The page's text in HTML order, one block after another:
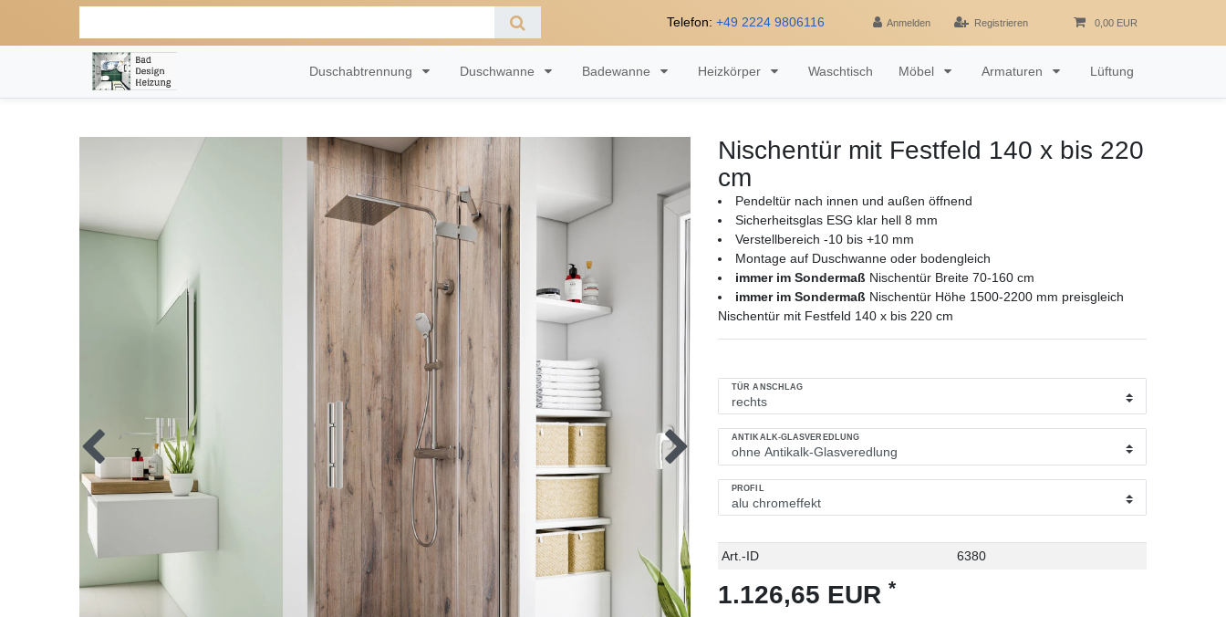
Telefon: +49 2224 9806116 Anmelden Registrieren 0,00 EUR
Duschabtrennung Duschwanne Badewanne Heizkörper Waschtisch Möbel Armaturen Lüftung
Nischentür mit Festfeld 140 x bis 220
cm
Pendeltür nach innen und außen öffnend
Sicherheitsglas ESG klar hell 8 mm
Verstellbereich -10 bis +10 mm
Montage auf Duschwanne oder bodengleich
immer im Sondermaß Nischentür Breite 70-160 cm
immer im Sondermaß Nischentür Höhe 1500-2200 mm preisgleich
Nischentür mit Festfeld 140 x bis 220 cm
TÜR ANSCHLAG
ANTIKALK-GLASVEREDLUNG
PROFIL
Technisches
Wert
Art.-ID 6380
1.126,65 EUR *